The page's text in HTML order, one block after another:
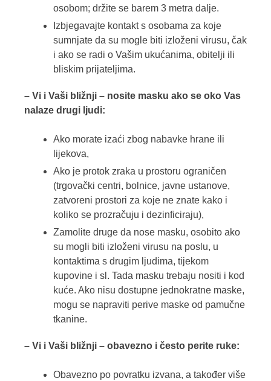
osobom; držite se barem 3 metra dalje.
Izbjegavajte kontakt s osobama za koje
sumnjate da su mogle biti izloženi virusu, čak
i ako se radi o Vašim ukućanima, obitelji ili
bliskim prijateljima.
– Vi i Vaši bližnji – nosite masku ako se oko Vas
nalaze drugi ljudi:
Ako morate izaći zbog nabavke hrane ili
lijekova,
Ako je protok zraka u prostoru ograničen
(trgovački centri, bolnice, javne ustanove,
zatvoreni prostori za koje ne znate kako i
koliko se prozračuju i dezinficiraju),
Zamolite druge da nose masku, osobito ako
su mogli biti izloženi virusu na poslu, u
kontaktima s drugim ljudima, tijekom
kupovine i sl. Tada masku trebaju nositi i kod
kuće. Ako nisu dostupne jednokratne maske,
mogu se napraviti perive maske od pamučne
tkanine.
– Vi i Vaši bližnji – obavezno i često perite ruke:
Obavezno po povratku izvana, a također više